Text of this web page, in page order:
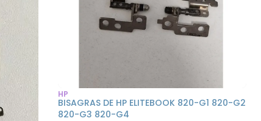
HP
BISAGRAS DE HP ELITEBOOK 820-G1 820-G2
820-G3 820-G4